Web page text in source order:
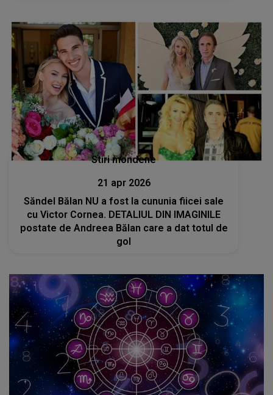
Stiri mondene
21 apr 2026
Săndel Bălan NU a fost la cununia fiicei sale
cu Victor Cornea. DETALIUL DIN IMAGINILE
postate de Andreea Bălan care a dat totul de
gol